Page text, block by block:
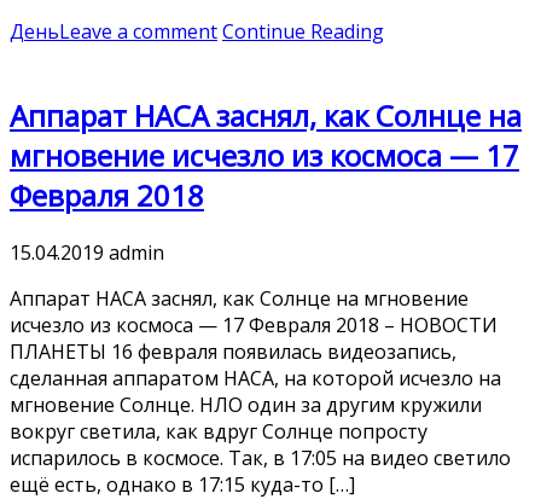
ДеньLeave a commentContinue Reading
Аппарат НАСА заснял, как Солнце на
мгновение исчезло из космоса — 17
Февраля 2018
15.04.2019 admin
Аппарат НАСА заснял, как Солнце на мгновение
исчезло из космоса — 17 Февраля 2018 – НОВОСТИ
ПЛАНЕТЫ 16 февраля появилась видеозапись,
сделанная аппаратом НАСА, на которой исчезло на
мгновение Солнце. НЛО один за другим кружили
вокруг светила, как вдруг Солнце попросту
испарилось в космосе. Так, в 17:05 на видео светило
ещё есть, однако в 17:15 куда-то […]